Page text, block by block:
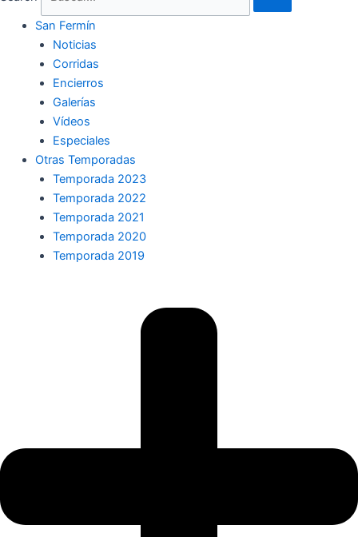
San Fermín
Noticias
Corridas
Encierros
Galerías
Vídeos
Especiales
Otras Temporadas
Temporada 2023
Temporada 2022
Temporada 2021
Temporada 2020
Temporada 2019